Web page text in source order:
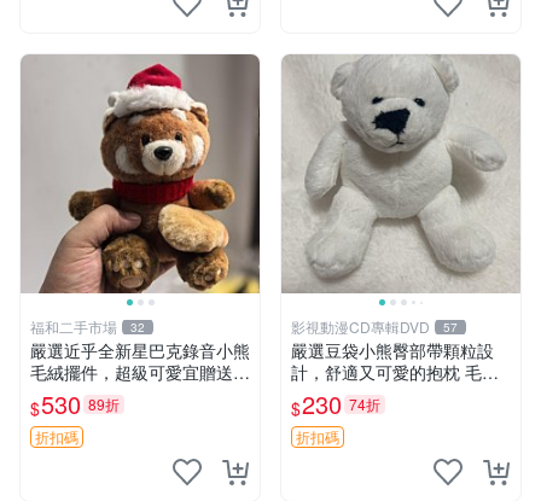
福和二手市場 32
嚴選近乎全新星巴克錄音小熊
毛絨擺件，超級可愛宜贈送掛
飾 錄音小熊 毛絨擺件 贈品
$530 89折
折扣碼
影視動漫CD專輯DVD 57
嚴選豆袋小熊臀部帶顆粒設
計，舒適又可愛的抱枕 毛絨
抱枕、臀部按摩、坐墊
$230 74折
折扣碼